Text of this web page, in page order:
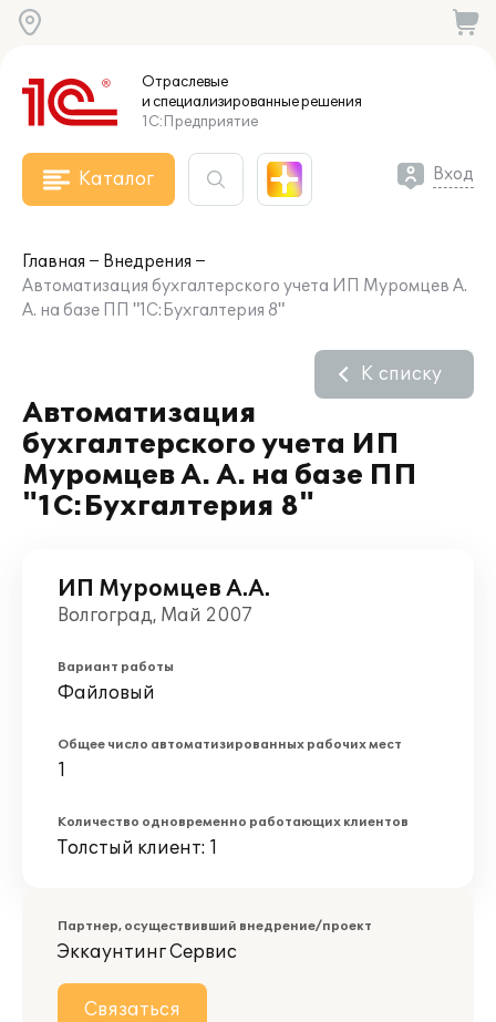
Отраслевые
и специализированныерешения
1С:Предприятие
Каталог Вход
Главная
Внедрения
Автоматизация бухгалтерского учета ИП Муромцев А.
А. на базе ПП "1С:Бухгалтерия 8"
Автоматизация
бухгалтерского учета ИП
Муромцев А. А. на базе ПП
"1С:Бухгалтерия 8"
К списку
ИП Муромцев А.А.
Волгоград, Май 2007
Вариант работы
Файловый
Общее число автоматизированных рабочих мест
1
Количество одновременно работающих клиентов
Толстый клиент: 1
Партнер, осуществивший внедрение/проект
Эккаунтинг Сервис
Связаться